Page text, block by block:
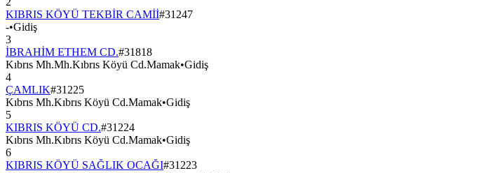
KIBRIS KÖYÜ TEKBİR CAMİİ#31247
-•Gidiş
3
İBRAHİM ETHEM CD.#31818
Kıbrıs Mh.Mh.Kıbrıs Köyü Cd.Mamak•Gidiş
4
ÇAMLIK#31225
Kıbrıs Mh.Kıbrıs Köyü Cd.Mamak•Gidiş
5
KIBRIS KÖYÜ CD.#31224
Kıbrıs Mh.Kıbrıs Köyü Cd.Mamak•Gidiş
6
KIBRIS KÖYÜ SAĞLIK OCAĞI#31223